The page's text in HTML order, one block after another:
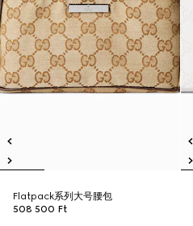
Flatpack系列大号腰包
508 500 Ft